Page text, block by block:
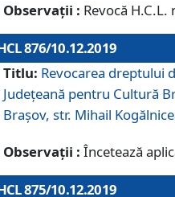
Observații : Revocă
876/10.12.2019
Titlu: Revocarea dreptului
Judeţeană pentru Cultură
Braşov, str. Mihail
Observații : Încetează
875/10.12.2019